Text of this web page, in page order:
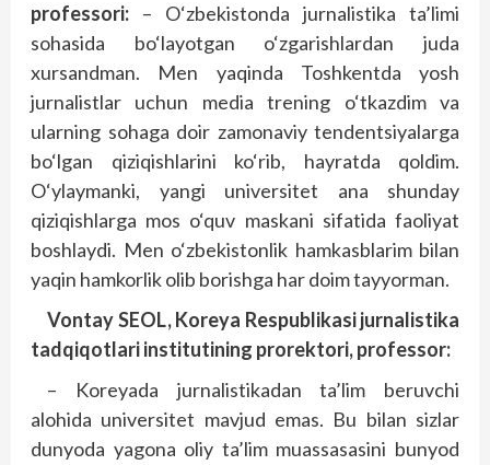
professori: – O‘zbekistonda jurnalistika ta’limi
sohasida bo‘layotgan o‘zgarishlardan juda
xursandman. Men yaqinda Toshkentda yosh
jurnalistlar uchun media trening o‘tkazdim va
ularning sohaga doir zamonaviy tendentsiyalarga
bo‘lgan qiziqishlarini ko‘rib, hayratda qoldim.
O‘ylaymanki, yangi universitet ana shunday
qiziqishlarga mos o‘quv maskani sifatida faoliyat
boshlaydi. Men o‘zbekistonlik hamkasblarim bilan
yaqin hamkorlik olib borishga har doim tayyorman.
Vontay SEOL, Koreya Respublikasi jurnalistika
tadqiqotlari institutining prorektori, professor:
– Koreyada jurnalistikadan ta’lim beruvchi
alohida universitet mavjud emas. Bu bilan sizlar
dunyoda yagona oliy ta’lim muassasasini bunyod